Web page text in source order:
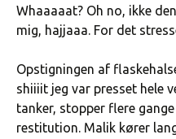
Whaaaaat? Oh no, ikke
mig, hajjaaa. For det
Opstigningen af
shiiiit jeg var presset hele
tanker, stopper flere
restitution. Malik kører